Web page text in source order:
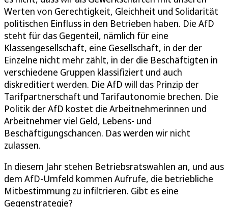
Werten von Gerechtigkeit, Gleichheit und Solidarität
politischen Einfluss in den Betrieben haben. Die AfD
steht für das Gegenteil, nämlich für eine
Klassengesellschaft, eine Gesellschaft, in der der
Einzelne nicht mehr zählt, in der die Beschäftigten in
verschiedene Gruppen klassifiziert und auch
diskreditiert werden. Die AfD will das Prinzip der
Tarifpartnerschaft und Tarifautonomie brechen. Die
Politik der AfD kostet die Arbeitnehmerinnen und
Arbeitnehmer viel Geld, Lebens- und
Beschäftigungschancen. Das werden wir nicht
zulassen.
In diesem Jahr stehen Betriebsratswahlen an, und aus
dem AfD-Umfeld kommen Aufrufe, die betriebliche
Mitbestimmung zu infiltrieren. Gibt es eine
Gegenstrategie?